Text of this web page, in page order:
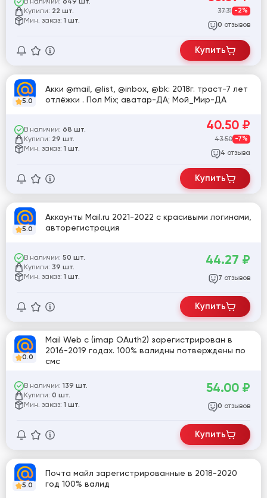
сервисами.
649 шт.
Купили: 22 шт.
Мин. заказ: 1 шт.
37.31 -2%
0 отзывов
Купить
5.0
Акки @mail, @list, @inbox, @bk: 2018г. траст-7 лет
отлёжки . Пол Mix; аватар-ДА; Мой_Мир-ДА
В наличии: 68 шт.
Купили: 29 шт.
Мин. заказ: 1 шт.
40.50 ₽
43.50 -7%
4 отзыва
Купить
5.0
Аккаунты Mail.ru 2021-2022 с красивыми логинами,
авторегистрация
В наличии: 50 шт.
Купили: 39 шт.
Мин. заказ: 1 шт.
44.27 ₽
7 отзывов
Купить
0.0
Mail Web с (imap OAuth2) зарегистрирован в
2016-2019 годах. 100% валидны потверждены по
смс
В наличии: 139 шт.
Купили: 0 шт.
Мин. заказ: 1 шт.
54.00 ₽
0 отзывов
Купить
5.0
Почта майл зарегистрированные в 2018-2020
год 100% валид